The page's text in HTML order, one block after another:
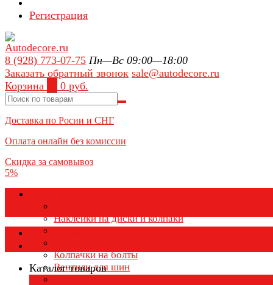
Регистрация
8 (928) 773-07-75 Пн—Вс 09:00—18:00
Заказать обратный звонок sale@autodecore.ru
Корзина
0 руб.
Доставка по Росии и СНГ
Оплата онлайн без комиссии
Скидка за самовывоз
5%
Наклейки на диски и колпаки
Колпаки на колеса
Колпачки на болты
Вентили для шин
Каталог товаров
Каталог товаров